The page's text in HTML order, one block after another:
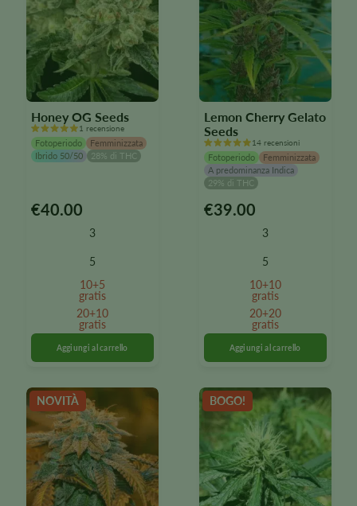
prodotto
prodotto
Honey OG Seeds
1 recensione
Fotoperiodo
Femminizzata
Ibrido 50/50
28% di THC
€40.00
3
5
10+5
gratis
20+10
gratis
Questo
opzioni
possono
selezionate
nella
pagina
del
prodotto
Lemon Cherry Gelato
Seeds
14 recensioni
Fotoperiodo
Femminizzata
A predominanza Indica
29% di THC
€39.00
3
5
10+10
gratis
20+20
gratis
Questo
opzioni
possono
selezionate
nella
pagina
prodotto
NOVITÀ BOGO!